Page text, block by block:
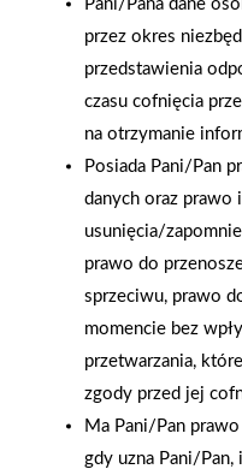
Otwarcie sklepu PSB
Mrówka w Wyrzysku
Pani/Pana dane
przez okres
przedstawienia
czasu cofnięcia
na otrzymanie
Posiada Pani/Pan
danych oraz prawo
usunięcia/
prawo do
sprzeciwu, prawo
momencie bez
przetwarzania,
zgody przed jej
Ma Pani/Pan
gdy uzna Pani/